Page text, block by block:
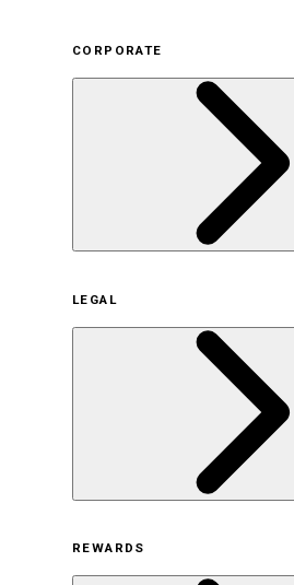
CORPORATE
サステナビリティの
サステナビリティの取
ヒストリ
採用情報
LEGAL
オンラインスト
REWARDS